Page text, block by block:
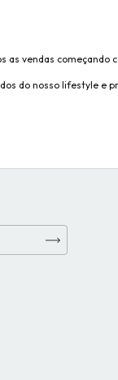
as vendas começando
do nosso lifestyle e